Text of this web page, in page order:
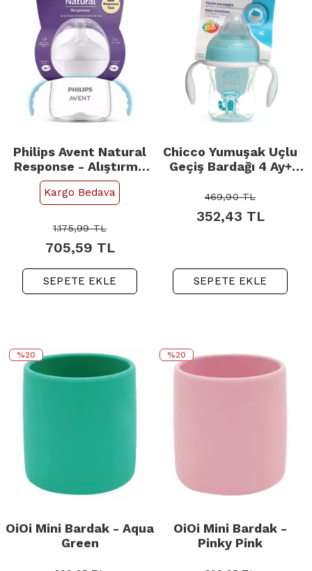
Philips Avent Natural
Response - Alıştırma
Bardağı 6+ Ay
Kargo Bedava
1.175,99TL
705,59 TL
SEPETE EKLE
Chicco Yumuşak Uçlu
Geçiş Bardağı 4 Ay+
469,90TL
352,43 TL
SEPETE EKLE
%20
OiOi Mini Bardak - Aqua
Green
%20
OiOi Mini Bardak -
Pinky Pink